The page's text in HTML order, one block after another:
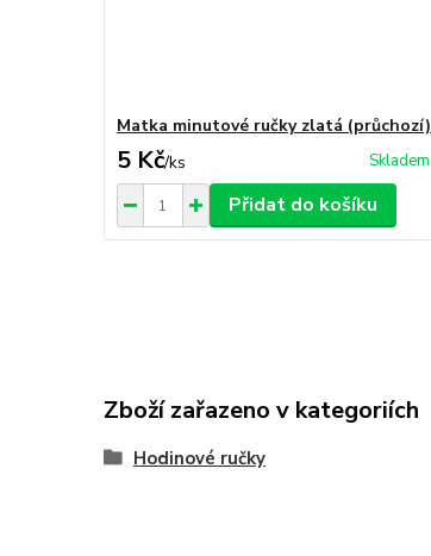
Matka minutové ručky zlatá (průchozí)
5 Kč/ks Skladem
Přidat do košíku
Zboží zařazeno v kategoriích
Hodinové ručky